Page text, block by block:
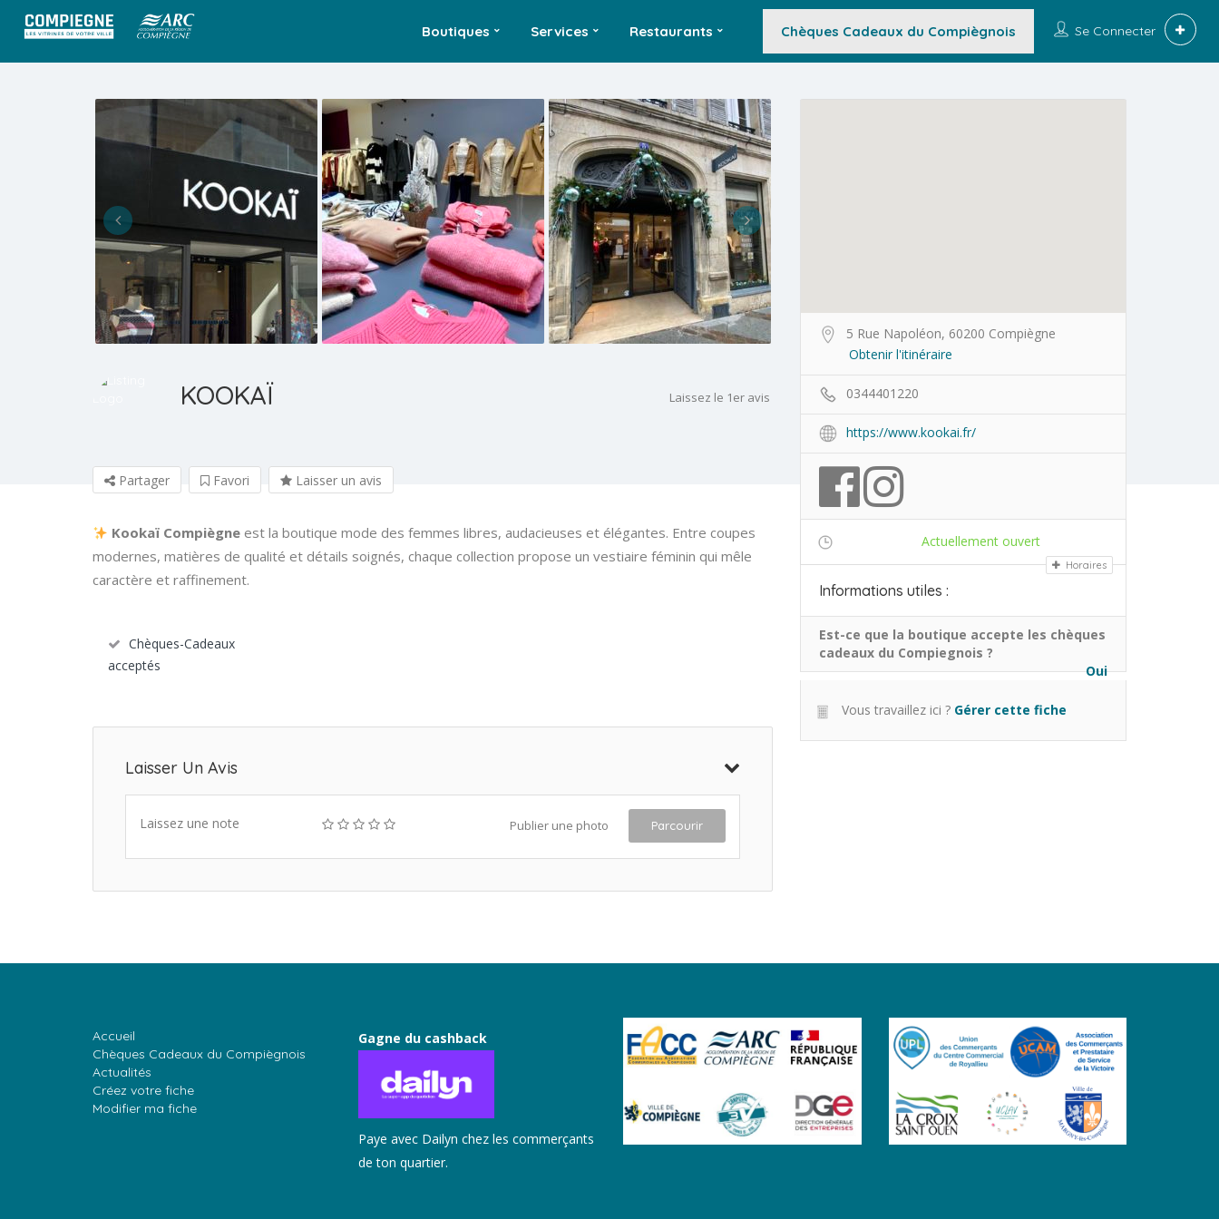
Se Connecter
Boutiques Services Restaurants Chèques Cadeaux du Compiègnois
KOOKAÏ Laissez le 1er avis
Partager Favori Laisser un avis
Kookaï Compiègne est la boutique mode des femmes libres, audacieuses et élégantes. Entre coupes
modernes, matières de qualité et détails soignés, chaque collection propose un vestiaire féminin qui mêle
caractère et raffinement.
Chèques-Cadeaux
acceptés
Laisser Un Avis
Laissez une note Publier une photo Parcourir
5 Rue Napoléon, 60200 Compiègne
Obtenir l'itinéraire
0344401220
https://www.kookai.fr/
Actuellement ouvert
Horaires
Informations utiles :
Est-ce que la boutique accepte les chèques
cadeaux du Compiegnois ?
Oui
Vous travaillez ici ? Gérer cette fiche
Accueil
Chèques Cadeaux du Compiègnois
Actualités
Créez votre fiche
Modifier ma fiche
Gagne du cashback
Paye avec Dailyn chez les commerçants
de ton quartier.